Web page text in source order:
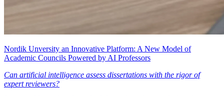
Nordik Unversity an Innovative Platform: A New Model of
Academic Councils Powered by AI Professors
Can artificial intelligence assess dissertations with the rigor of
expert reviewers?